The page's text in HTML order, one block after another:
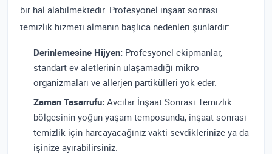
bir hal alabilmektedir. Profesyonel inşaat sonrası
temizlik hizmeti almanın başlıca nedenleri şunlardır:
Derinlemesine Hijyen: Profesyonel ekipmanlar,
standart ev aletlerinin ulaşamadığı mikro
organizmaları ve allerjen partikülleri yok eder.
Zaman Tasarrufu: Avcılar İnşaat Sonrası Temizlik
bölgesinin yoğun yaşam temposunda, inşaat sonrası
temizlik için harcayacağınız vakti sevdiklerinize ya da
işinize ayırabilirsiniz.